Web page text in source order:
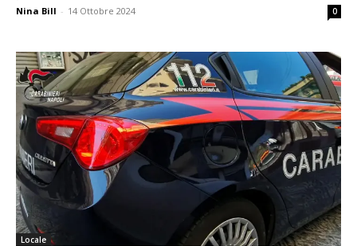
Nina Bill - 14 Ottobre 2024 0
Locale